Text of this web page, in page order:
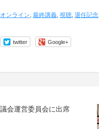
オンライン, 最終講義, 視聴, 退任記念
twitter Google+
会運営委員会に出席